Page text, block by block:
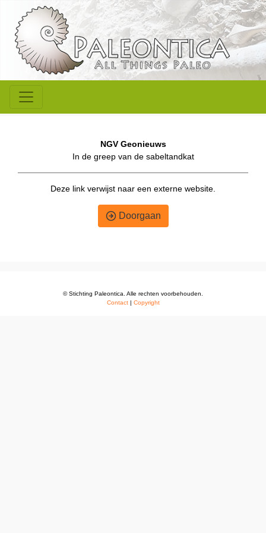
NGV Geonieuws
In de greep van de sabeltandkat
Deze link verwijst naar een externe website.
Doorgaan
© Stichting Paleontica. Alle rechten voorbehouden.
Contact| Copyright